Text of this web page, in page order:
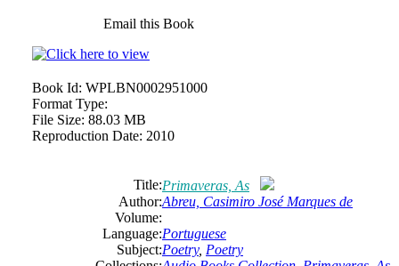
Email this Book
Book Id: WPLBN0002951000
Format Type:
File Size: 88.03 MB
Reproduction Date: 2010
Title:Primaveras, As
Author:Abreu, Casimiro José Marques de
Volume:
Language:Portuguese
Subject:Poetry, Poetry